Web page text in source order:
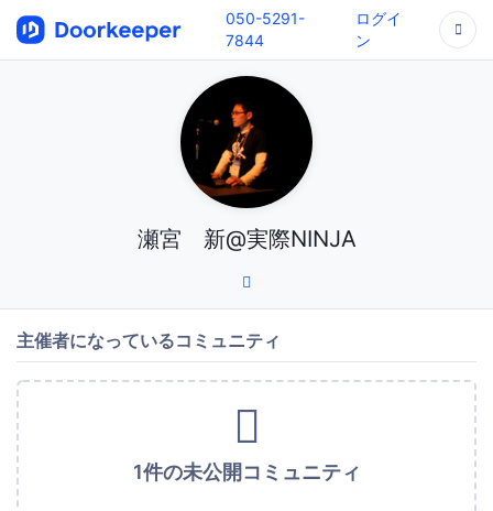
050-5291-
7844
ログイ
ン
瀬宮 新@実際NINJA
主催者になっているコミュニティ
1件の未公開コミュニティ